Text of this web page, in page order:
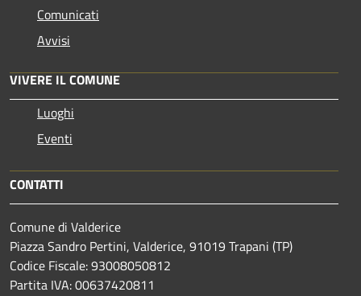
Comunicati
Avvisi
VIVERE IL COMUNE
Luoghi
Eventi
CONTATTI
Comune di Valderice
Piazza Sandro Pertini, Valderice, 91019 Trapani (TP)
Codice Fiscale: 93008050812
Partita IVA: 00637420811